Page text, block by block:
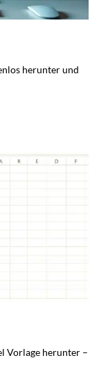
herunter und
Vorlage herunter –